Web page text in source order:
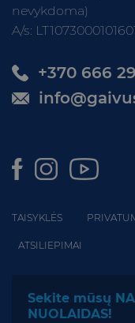
nevykdoma)
A/s:
+370 666
TAISYKLĖS
ATSILIEPIMAI
Sekite mūsų
NUOLAIDAS!